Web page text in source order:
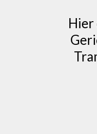
Hier